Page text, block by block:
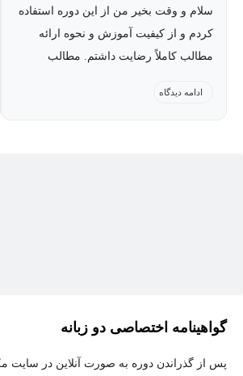
سلام و وقت بخیر من از این دوره استفاده
کردم و از کیفیت آموزش و نحوه ارائه
مطالب کاملاً رضایت داشتم. مطالب
ادامه دیدگاه
گواهینامه اختصاصی دو زبانه
پس از گذراندن دوره به صورت آنلاین در سایت